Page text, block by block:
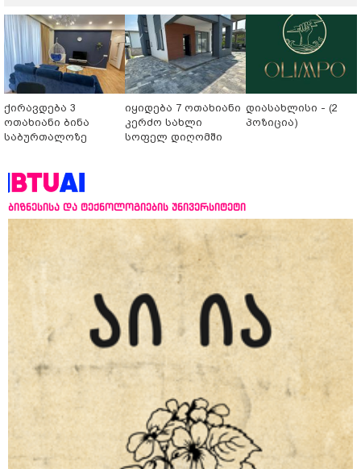
ქირავდება 3
ოთახიანი ბინა
საბურთალოზე
იყიდება 7 ოთახიანი
კერძო სახლი
სოფელ დიღომში
დიასახლისი - (2
პოზიცია)
ბიზნესისა და ტექნოლოგიების უნივერსიტეტი